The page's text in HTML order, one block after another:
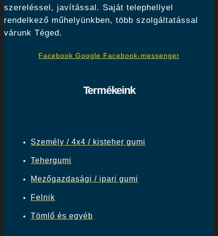
szereléssel, javítással. Saját telephellyel
rendelkező műhelyünkben, több szolgáltatással
várunk Téged.
Facebook Google Facebook-messenger
Termékeink
Személy / 4x4 / kisteher gumi
Tehergumi
Mezőgazdasági / ipari gumi
Felnik
Tömlő és egyéb